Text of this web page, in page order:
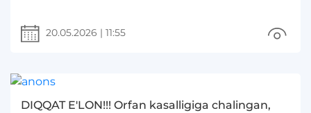
20.05.2026 | 11:55
DIQQAT E'LON!!! Orfan kasalligiga chalingan,